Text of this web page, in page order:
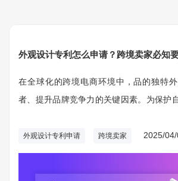
外观设计专利怎么申请？跨境卖家必知
在全球化的跨境电商环境中，品的独特
者、提升品牌竞争力的关键因素。为保护
外观设计专利申请 跨境卖家 2025/